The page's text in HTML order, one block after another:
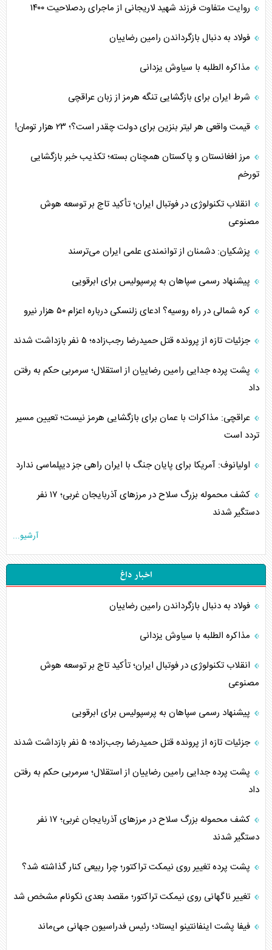
روایت متفاوت فرزند شهید لاریجانی از ماجرای ردصلاحیت ۱۴۰۰
فولاد به دنبال بازگرداندن رامین رضاییان
مذاکره الطلبه با سیاوش یزدانی
شرط ایران برای بازگشایی تنگه هرمز از زبان عراقچی
قیمت واقعی هر لیتر بنزین برای دولت چقدر است؟؛ ۲۳ هزار تومان!
مرز افغانستان و پاکستان همچنان بسته؛ تکذیب خبر بازگشایی
تورخم
انقلاب تکنولوژی در فوتبال ایران؛ تأکید تاج بر توسعه هوش
مصنوعی
پزشکیان: دشمنان از توانمندی علمی ایران می‌ترسند
پیشنهاد رسمی سپاهان به پرسپولیس برای ابرقویی
کره شمالی در راه روسیه؟ ادعای زلنسکی درباره اعزام ۵۰ هزار نیرو
جزئیات تازه از پرونده قتل حمیدرضا رجب‌زاده؛ ۵ نفر بازداشت شدند
پشت پرده جدایی رامین رضاییان از استقلال؛ سرمربی حکم به رفتن
داد
عراقچی: مذاکرات با عمان برای بازگشایی هرمز نیست؛ تعیین مسیر
تردد است
اولیانوف: آمریکا برای پایان جنگ با ایران راهی جز دیپلماسی ندارد
کشف محموله بزرگ سلاح در مرزهای آذربایجان غربی؛ ۱۷ نفر
دستگیر شدند
آرشیو...
اخبار داغ
فولاد به دنبال بازگرداندن رامین رضاییان
مذاکره الطلبه با سیاوش یزدانی
انقلاب تکنولوژی در فوتبال ایران؛ تأکید تاج بر توسعه هوش
مصنوعی
پیشنهاد رسمی سپاهان به پرسپولیس برای ابرقویی
جزئیات تازه از پرونده قتل حمیدرضا رجب‌زاده؛ ۵ نفر بازداشت شدند
پشت پرده جدایی رامین رضاییان از استقلال؛ سرمربی حکم به رفتن
داد
کشف محموله بزرگ سلاح در مرزهای آذربایجان غربی؛ ۱۷ نفر
دستگیر شدند
پشت پرده تغییر روی نیمکت تراکتور؛ چرا ربیعی کنار گذاشته شد؟
تغییر ناگهانی روی نیمکت تراکتور؛ مقصد بعدی نکونام مشخص شد
فیفا پشت اینفانتینو ایستاد؛ رئیس فدراسیون جهانی می‌ماند